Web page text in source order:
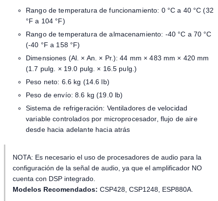
Rango de temperatura de funcionamiento: 0 °C a 40 °C (32
°F a 104 °F)
Rango de temperatura de almacenamiento: -40 °C a 70 °C
(-40 °F a 158 °F)
Dimensiones (Al. × An. × Pr.): 44 mm × 483 mm × 420 mm
(1.7 pulg. × 19.0 pulg. × 16.5 pulg.)
Peso neto: 6.6 kg (14.6 lb)
Peso de envío: 8.6 kg (19.0 lb)
Sistema de refrigeración: Ventiladores de velocidad
variable controlados por microprocesador, flujo de aire
desde hacia adelante hacia atrás
NOTA: Es necesario el uso de procesadores de audio para la
configuración de la señal de audio, ya que el amplificador NO
cuenta con DSP integrado.
Modelos Recomendados: CSP428, CSP1248, ESP880A.